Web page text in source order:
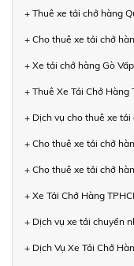
+ Thuê xe tải chở hàng
+ Cho thuê xe tải chở
+ Xe tải chở hàng Gò
+ Thuê Xe Tải Chở Hàng
+ Dịch vụ cho thuê xe
+ Cho thuê xe tải chở
+ Cho thuê xe tải chở
+ Xe Tải Chở Hàng
+ Dịch vụ xe tải chuyển
+ Dịch Vụ Xe Tải Chở